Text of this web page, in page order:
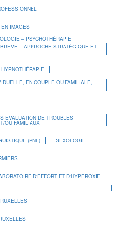
EN IMAGES
– PSYCHOTHÉRAPIE
– APPROCHE STRATÉGIQUE ET
EN COUPLE OU FAMILIALE,
EVALUATION DE TROUBLES
OU FAMILIAUX
(PNL) SEXOLOGIE
D'EFFORT ET D'HYPEROXIE